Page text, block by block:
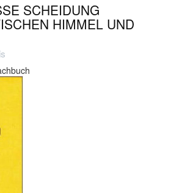
SCHEIDUNG O
HIMMEL UND H